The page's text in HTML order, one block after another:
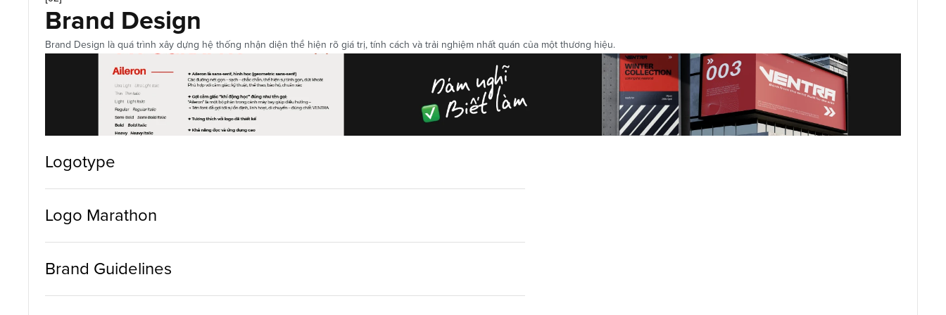
Brand Design
Brand Design là quá trình xây dựng hệ thống nhận diện thể hiện rõ giá trị, tính cách và trải nghiệm nhất quán của một thương hiệu.
Logotype
Logo Marathon
Brand Guidelines